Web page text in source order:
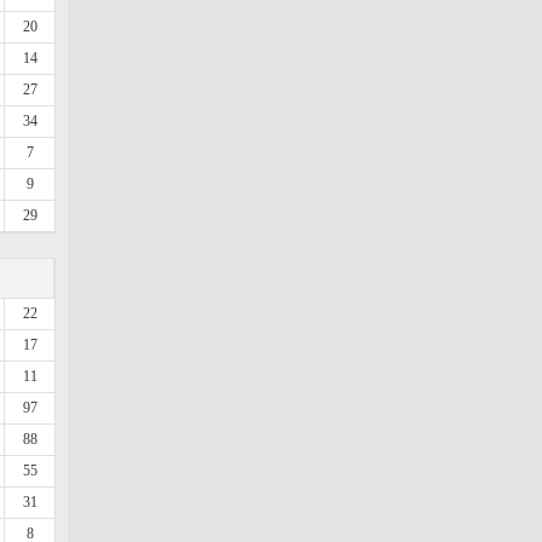
20
14
27
34
7
9
29
22
17
11
97
88
55
31
8